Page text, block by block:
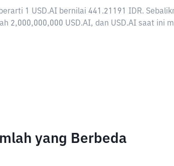
1 USD.AI bernilai 441.21191 IDR.
2,000,000,000 USD.AI, dan USD.AI saat
yang Berbeda